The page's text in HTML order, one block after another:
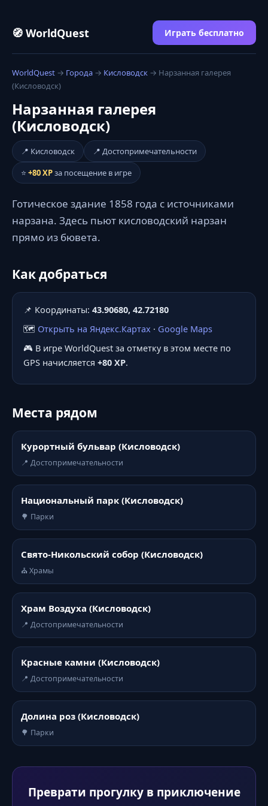
🧭 WorldQuest Играть бесплатно
WorldQuest → Города → Кисловодск → Нарзанная галерея
(Кисловодск)
Нарзанная галерея
(Кисловодск)
📍 Кисловодск
📍 Достопримечательности
⭐ +80 XPза посещение в игре
Готическое здание 1858 года с источниками
нарзана. Здесь пьют кисловодский нарзан
прямо из бювета.
Как добраться
📌 Координаты: 43.90680, 42.72180
🗺️ Открыть на Яндекс.Картах · Google Maps
🎮 В игре WorldQuest за отметку в этом месте по
GPS начисляется +80 XP.
Места рядом
Курортный бульвар (Кисловодск)
📍 Достопримечательности
Национальный парк (Кисловодск)
🌳 Парки
Свято-Никольский собор (Кисловодск)
⛪ Храмы
Храм Воздуха (Кисловодск)
📍 Достопримечательности
Красные камни (Кисловодск)
📍 Достопримечательности
Долина роз (Кисловодск)
🌳 Парки
Преврати прогулку в приключение